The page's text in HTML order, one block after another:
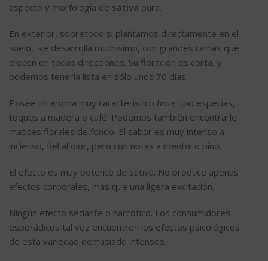
aspecto y morfología de sativa pura.
En exterior, sobretodo si plantamos directamente en el
suelo, se desarrolla muchísimo, con grandes ramas que
crecen en todas direcciones. Su floración es corta, y
podemos tenerla lista en sólo unos 70 días.
Posee un aroma muy característico haze tipo especias,
toques a madera o café. Podemos también encontrarle
matices florales de fondo. El sabor es muy intenso a
incienso, fiel al olor, pero con notas a mentol o pino.
El efecto es muy potente de sativa. No produce apenas
efectos corporales, más que una ligera excitación.
Ningún efecto sedante o narcótico. Los consumidores
esporádicos tal vez encuentren los efectos psicológicos
de esta variedad demasiado intensos.